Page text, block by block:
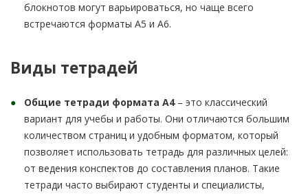
блокнотов могут варьироваться, но чаще всего
встречаются форматы А5 и А6.
Виды тетрадей
Общие тетради формата А4– это классический
вариант для учебы и работы. Они отличаются большим
количеством страниц и удобным форматом, который
позволяет использовать тетрадь для различных целей:
от ведения конспектов до составления планов. Такие
тетради часто выбирают студенты и специалисты,